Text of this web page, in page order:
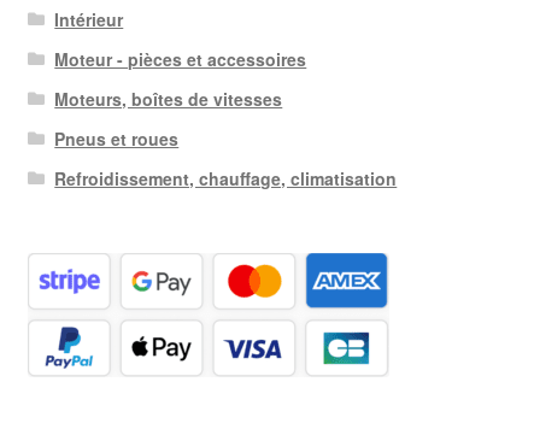
Intérieur
Moteur - pièces et accessoires
Moteurs, boîtes de vitesses
Pneus et roues
Refroidissement, chauffage, climatisation